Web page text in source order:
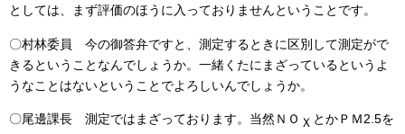
としては、まず評価のほうに入っておりませんということです。
〇村林委員 今の御答弁ですと、測定するときに区別して測定がで
きるということなんでしょうか。一緒くたにまざっているというよ
うなことはないということでよろしいんでしょうか。
〇尾邊課長 測定ではまざっております。当然ＮＯ Ｘ とかＰＭ2.5を